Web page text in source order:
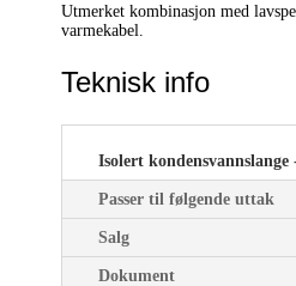
Utmerket kombinasjon med
varmekabel.
Teknisk info
Isolert
Passer til følgende uttak
Salg
Dokument